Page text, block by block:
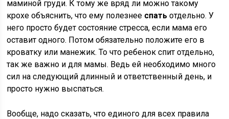
маминой груди. К тому же вряд ли можно такому
крохе объяснить, что ему полезнее спать отдельно. У
него просто будет состояние стресса, если мама его
оставит одного. Потом обязательно положите его в
кроватку или манежик. То что ребенок спит отдельно,
так же важно и для мамы. Ведь ей необходимо много
сил на следующий длинный и ответственный день, и
просто нужно выспаться.
Вообще, надо сказать, что единого для всех правила